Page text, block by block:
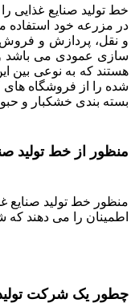
خط تولید صنایع
در مزرعه خود استفاده
و نقل، پردازش و فروش
سازی عمودی می باشد
هستند که به نوعی بین
شده را از فروشگاه
بسته بندی خشکبار و
منظور از خط تولید
منظور خط تولید صنایع
اطمینان را می دهند
چطور یک شرکت